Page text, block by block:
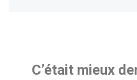
C’était mieux